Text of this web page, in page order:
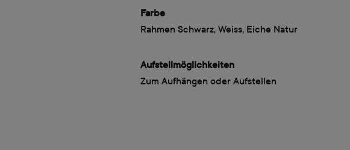
Farbe
Rahmen Schwarz, Weiss, Eiche Natur
Aufstellmöglichkeiten
Zum Aufhängen oder Aufstellen